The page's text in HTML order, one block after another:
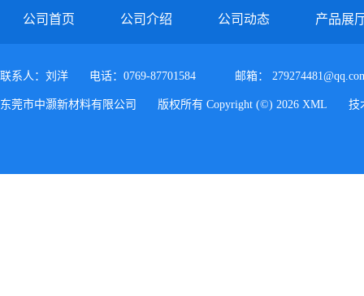
公司首页 公司介绍 公司动态 产品展
联系人：刘洋 电话：0769-87701584 邮箱：
东莞市中灏新材料有限公司 版权所有 Copyright (©) 2026 XML 技